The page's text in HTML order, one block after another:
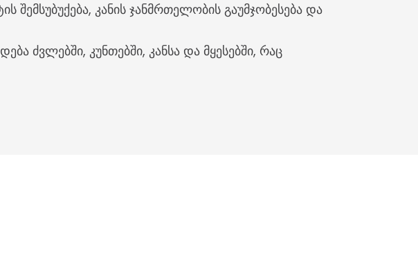
კანის ჯანმრთელობის გაუმჯობესება და
ძვლებში, კუნთებში, კანსა და მყესებში, რაც